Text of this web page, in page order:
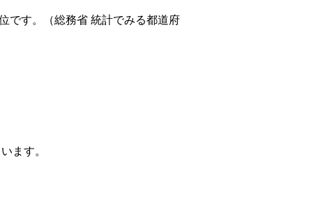
です。（総務省 統計でみる都道府
ます。